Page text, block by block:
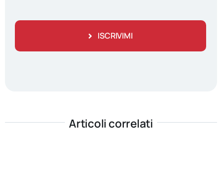
ISCRIVIMI
Articoli correlati